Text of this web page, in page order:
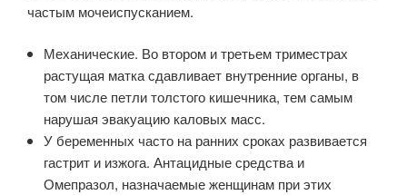
частым мочеиспусканием.
Механические. Во втором и третьем триместрах
растущая матка сдавливает внутренние органы, в
том числе петли толстого кишечника, тем самым
нарушая эвакуацию каловых масс.
У беременных часто на ранних сроках развивается
гастрит и изжога. Антацидные средства и
Омепразол, назначаемые женщинам при этих